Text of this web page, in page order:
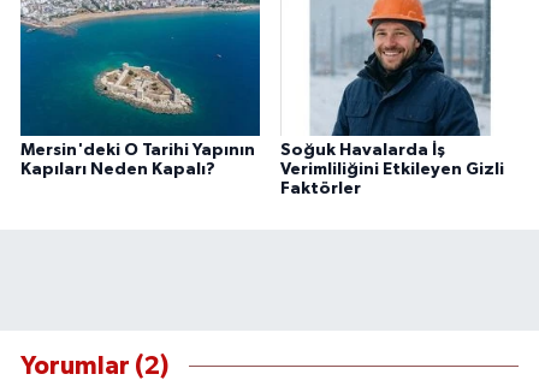
Mersin'deki O Tarihi Yapının
Kapıları Neden Kapalı?
Soğuk Havalarda İş
Verimliliğini Etkileyen Gizli
Faktörler
Yorumlar (2)